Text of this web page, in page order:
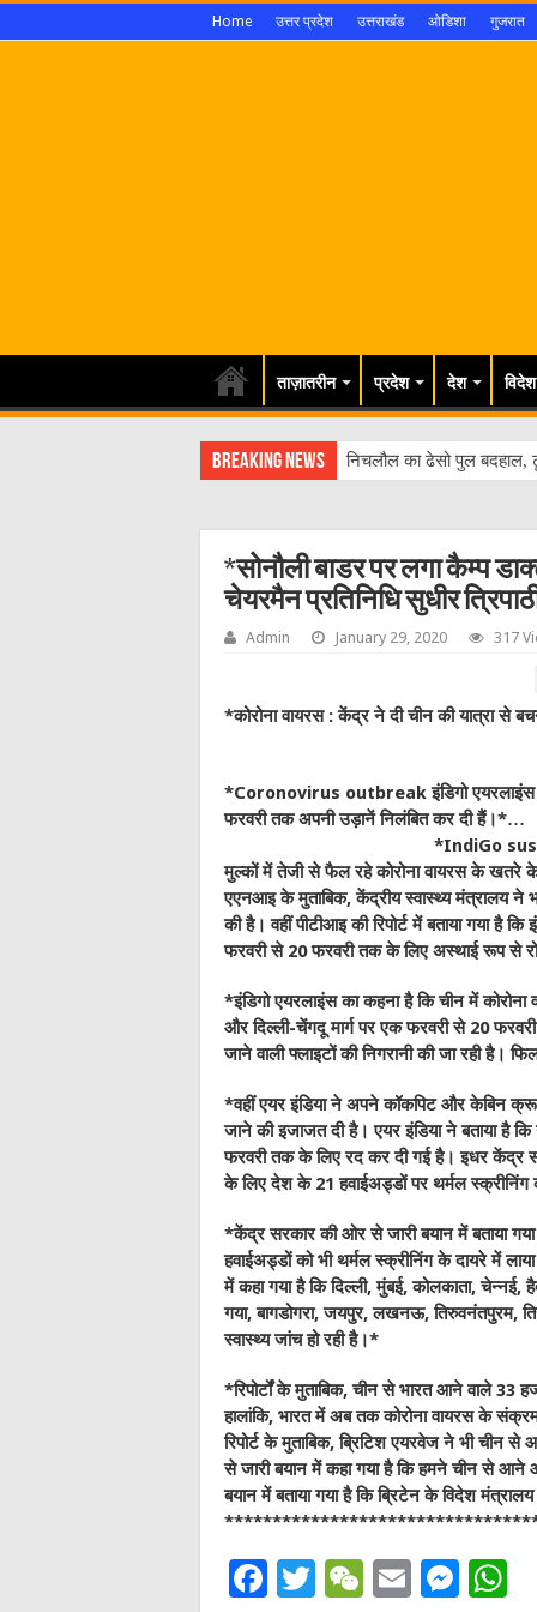
Home उत्तर प्रदेश उत्तराखंड ओडिशा गुजरात
ताज़ातरीन प्रदेश देश विदेश
Breaking News निचलौल का ढेसो पुल बदहाल,
*सोनौली बाडर पर लगा कैम्प
चेयरमैन प्रतिनिधि सुधीर
Admin January 29, 2020 317
*कोरोना वायरस : केंद्र ने दी चीन की यात्रा से
*Coronovirus outbreak इंडिगो एयरलाइंस
फरवरी तक अपनी उड़ानें निलंबित कर दी हैं।*…
*IndiGo
मुल्‍कों में तेजी से फैल रहे कोरोना वायरस के खतरे के
एएनआइ के मुताबिक, केंद्रीय स्वास्थ्य मंत्रालय ने
की है। वहीं पीटीआइ की रिपोर्ट में बताया गया है
फरवरी से 20 फरवरी तक के लिए अस्‍थाई रूप से
*इंडिगो एयरलाइंस का कहना है कि चीन में
और दिल्ली-चेंगदू मार्ग पर एक फरवरी से 20
जाने वाली फ्लाइटों की निगरानी की जा रही है।
*वहीं एयर इंडिया ने अपने कॉकपिट और केबिन क्रू
जाने की इजाजत दी है। एयर इंडिया ने बताया है
फरवरी तक के लिए रद कर दी गई है। इधर केंद्र
के लिए देश के 21 हवाईअड्डों पर थर्मल स्‍क्रीनिंग
*केंद्र सरकार की ओर से जारी बयान में बताया गया
हवाईअड्डों को भी थर्मल स्‍क्रीनिंग के दायरे में
में कहा गया है कि दिल्ली, मुंबई, कोलकाता, चेन्नई,
गया, बागडोगरा, जयपुर, लखनऊ, तिरुवनंतपुरम,
स्‍वास्‍थ्‍य जांच हो रही है।*
*रिपोर्टों के मुताबिक, चीन से भारत आने वाले 33
हालांकि, भारत में अब तक कोरोना वायरस के
रिपोर्ट के मुताबिक, ब्रिटिश एयरवेज ने भी चीन
से जारी बयान में कहा गया है कि हमने चीन से आने
बयान में बताया गया है कि ब्रिटेन के विदेश
F
T
W
E
M